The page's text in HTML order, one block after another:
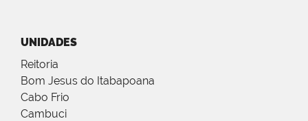
UNIDADES
Reitoria
Bom Jesus do Itabapoana
Cabo Frio
Cambuci